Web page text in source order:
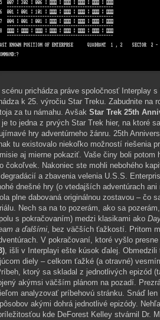
prichádza práve spoločnosť Interplay
k 25. výročiu Star Treku. Zabudnite na
za tu námahu. Avšak Star Trek 25th
to jedna z prvých Star Trek hier, na ktoré
hry adventúrneho žánru. 25th
tu existovalo niekoľko možností riešenia
aj mierne pokaziť. Vaše činy boli potom
čokoľvek. Nakoniec ste mohli nebohého
a zbavenia velenia U.S.S.
dnešné hry (o vtedajších adventúrach
plne dabovaná originálnou zostavou – čo
Nech sa na to pozerám, ako sa
s pokračovaním) medzi klasikami ako
a ďalšími, bez väčších ťažkostí. Pritom
V pokračovaní, ktoré vyšlo
, išli v Interplayi ešte kúsok ďalej.
diely – celkom ťažké (a otravné)
ktorý sa skladal z jednotlivých epizód
akýmsi väčším plánom na pozadí.
analyzovať príbehovú stránku. Snáď len
akými dohrá jednotlivé epizódy.
kde DeForest Kelley stvárnil Dr.